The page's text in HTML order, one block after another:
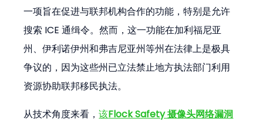
一项旨在促进与联邦机构合作的功能，特别是允许
搜索 ICE 通缉令。然而，这一功能在加利福尼亚
州、伊利诺伊州和弗吉尼亚州等州在法律上是极具
争议的，因为这些州已立法禁止地方执法部门利用
资源协助联邦移民执法。
从技术角度来看，该Flock Safety 摄像头网络漏洞